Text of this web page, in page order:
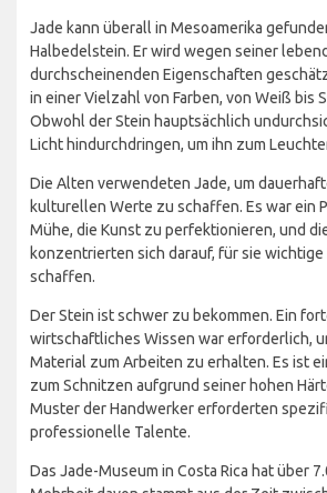
Jade kann überall in Mesoamerika
Halbedelstein. Er wird wegen seiner
durchscheinenden Eigenschaften
in einer Vielzahl von Farben, von Weiß bis
Obwohl der Stein hauptsächlich
Licht hindurchdringen, um ihn zum
Die Alten verwendeten Jade, um
kulturellen Werte zu schaffen. Es war ein
Mühe, die Kunst zu perfektionieren, und
konzentrierten sich darauf, für sie wichtige
schaffen.
Der Stein ist schwer zu bekommen. Ein
wirtschaftliches Wissen war erforderlich,
Material zum Arbeiten zu erhalten. Es ist
zum Schnitzen aufgrund seiner hohen
Muster der Handwerker erforderten
professionelle Talente.
Das Jade-Museum in Costa Rica hat über